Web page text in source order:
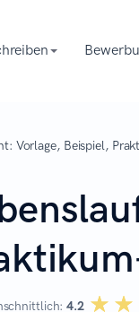
Vorlage, Beispiel,
4.2